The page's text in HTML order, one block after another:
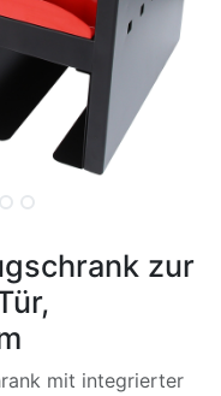
zur
mit integrierter